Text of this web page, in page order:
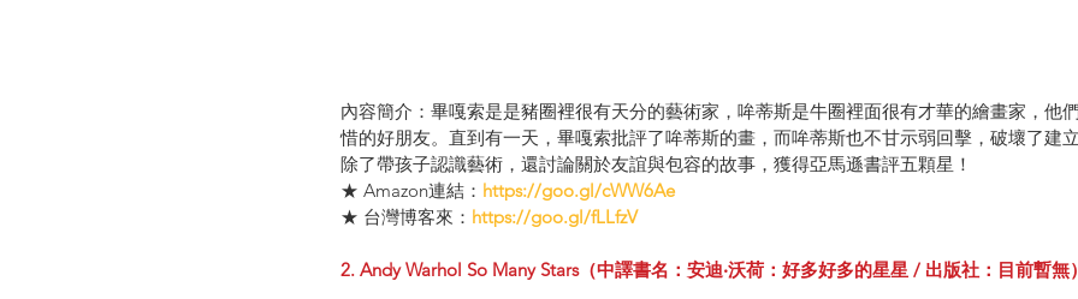
內容簡介：畢嘎索是是豬圈裡很有天分的藝術家，哞蒂斯是牛圈裡面很有才華的繪畫家，他
惜的好朋友。直到有一天，畢嘎索批評了哞蒂斯的畫，而哞蒂斯也不甘示弱回擊，破壞了建
除了帶孩子認識藝術，還討論關於友誼與包容的故事，獲得亞馬遜書評五顆星！
★ Amazon連結： https://goo.gl/cWW6Ae
★ 台灣博客來： https://goo.gl/fLLfzV
2. Andy Warhol So Many Stars（中譯書名：安迪‧沃荷：好多好多的星星 / 出版社：目前暫無）